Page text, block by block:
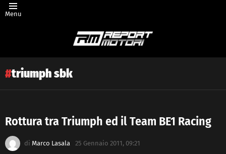
Menu
triumph sbk
Latest
story
Rottura tra Triumph ed il Team BE1 Racing
di Marco Lasala 25 Gennaio 2011, 09:21